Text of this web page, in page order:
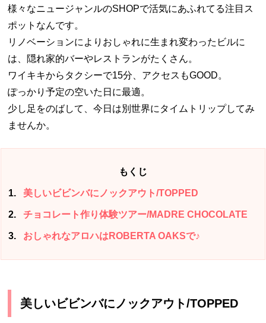
様々なニュージャンルのSHOPで活気にあふれてる注目ス
ポットなんです。
リノベーションによりおしゃれに生まれ変わったビルに
は、隠れ家的バーやレストランがたくさん。
ワイキキからタクシーで15分、アクセスもGOOD。
ぽっかり予定の空いた日に最適。
少し足をのばして、今日は別世界にタイムトリップしてみ
ませんか。
もくじ
1 美しいビビンバにノックアウト/TOPPED
2 チョコレート作り体験ツアー/MADRE CHOCOLATE
3 おしゃれなアロハはROBERTA OAKSで♪
美しいビビンバにノックアウト/TOPPED